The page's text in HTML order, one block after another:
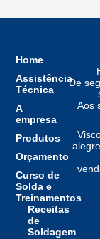
Home
Assistência
Técnica
A
empresa
Produtos
Orçamento
Curso de
Solda e
Treinamentos
Receitas
de
Soldagem
De
Aos